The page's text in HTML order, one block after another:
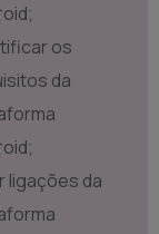
os
da
ligações da